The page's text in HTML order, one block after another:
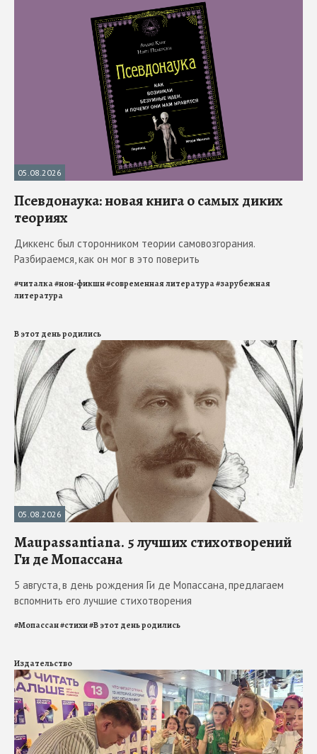
05.08.2026
Псевдонаука: новая книга о самых диких
теориях
Диккенс был сторонником теории самовозгорания.
Разбираемся, как он мог в это поверить
#читалка#нон-фикшн#современная литература#зарубежная
литература
В этот день родились
05.08.2026
Maupassantiana. 5 лучших стихотворений
Ги де Мопассана
5 августа, в день рождения Ги де Мопассана, предлагаем
вспомнить его лучшие стихотворения
#Мопассан#стихи#В этот день родились
Издательство